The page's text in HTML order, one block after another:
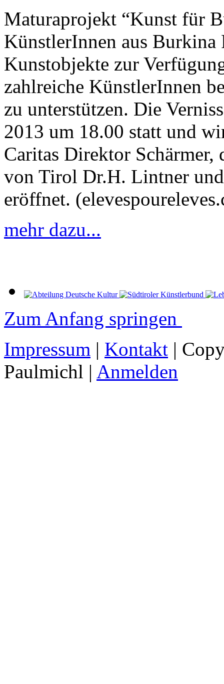
Maturaprojekt “Kunst für
KünstlerInnen aus Burkina
Kunstobjekte zur
zahlreiche KünstlerInnen
zu unterstützen. Die
2013 um 18.00 statt und
Caritas Direktor Schärmer,
von Tirol Dr.H. Lintner
eröffnet.
mehr dazu...
Zum Anfang springen
Impressum | Kontakt |
Paulmichl | Anmelden